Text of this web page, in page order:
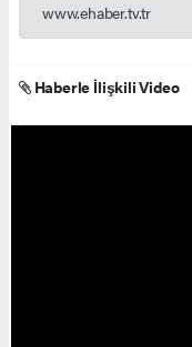
www.ehaber.tv.tr
Haberle İlişkili Video